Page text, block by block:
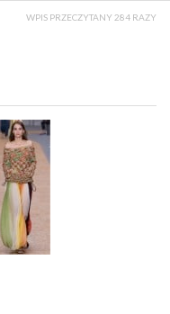
WPIS PRZECZYTANY 284 RAZY